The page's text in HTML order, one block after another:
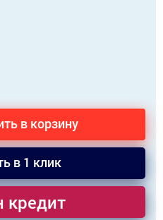
в корзину
в 1 клик
кредит